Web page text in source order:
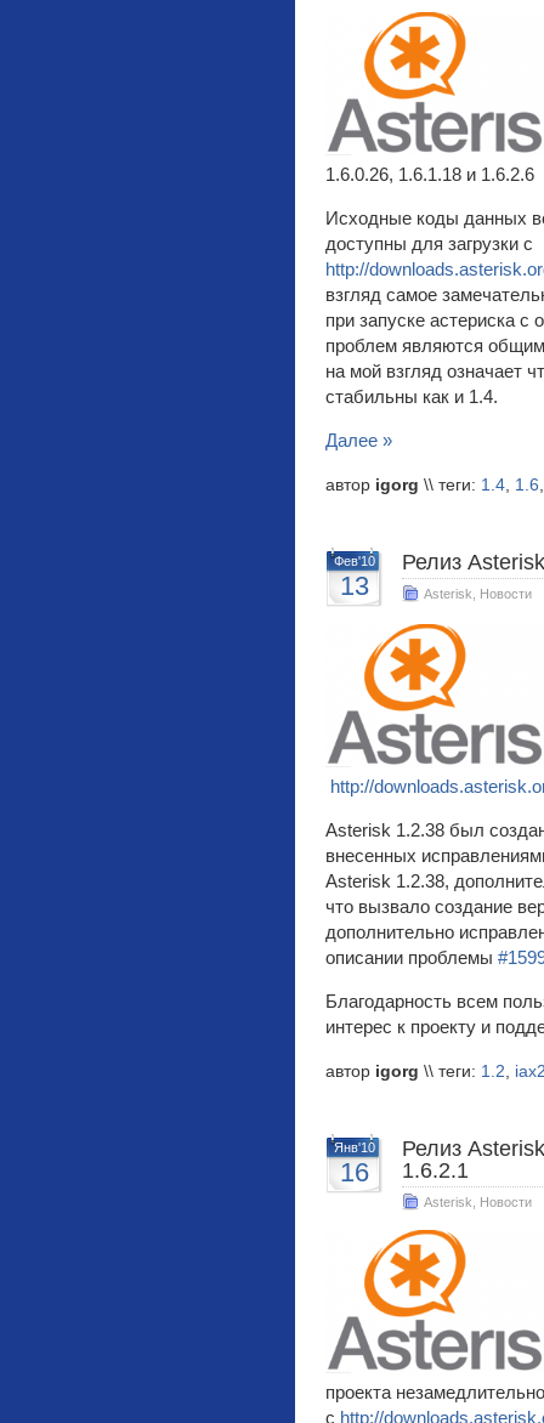
1.6.0.26, 1.6.1.18 и 1.6.2.6
Исходные коды данных
доступны для загрузки с
http://
взгляд самое
при запуске астериска
проблем являются
на мой взгляд означает
стабильны как и 1.4.
Далее »
автор igorg \\ теги: 1.4, 1.6
Фев'10
13
Релиз
Asterisk Новости
http://
Asterisk 1.2.38 был
внесенных
Asterisk 1.2.38,
что вызвало создание
дополнительно
описании проблемы
Благодарность всем
интерес к проекту и
автор igorg \\ теги: 1.2,
Янв'10
16
Релиз
1.6.2.1
Asterisk Новости
проекта
с http://